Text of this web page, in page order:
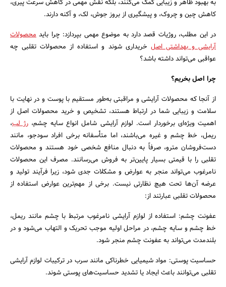
بانک، بیمه و سرمایه
مسکن و ساختمان
به بهبود ظاهر و زیبایی کمک می‌کنند، بلکه نقش مهمی در کاهش سرعت پیری،
کاهش چین و چروک، و پیشگیری از بروز جوش، لک، و آکنه دارند.
در این مطلب، روژیات قصد دارد به موضوع مهمی بپردازد: چرا باید محصولات
آرایشی و بهداشتی اصل خریداری شوند و استفاده از محصولات تقلبی چه
عواقبی می‌تواند داشته باشد؟
چرا اصل بخریم؟
از آنجا که محصولات آرایشی و مراقبتی به‌طور مستقیم با پوست و در نهایت با
سلامت و زیبایی شما در ارتباط هستند، تشخیص و خرید محصولات اصل از
اهمیت ویژه‌ای برخوردار است. لوازم آرایشی شامل انواع سایه چشم، رژ لب،
ریمل، خط چشم و غیره می‌باشند، اما متأسفانه برخی افراد سودجو، مانند
دست‌فروشان مترو، صرفاً به دنبال منافع شخصی خود هستند و محصولات
تقلبی را با قیمتی بسیار پایین‌تر به فروش می‌رسانند. مصرف این محصولات
نامرغوب می‌تواند منجر به عوارض و مشکلات جدی شود، زیرا فرآیند تولید و
عرضه آن‌ها تحت هیچ نظارتی نیست. برخی از مهم‌ترین عوارض استفاده از
محصولات تقلبی عبارتند از:
عفونت چشم: استفاده از لوازم آرایشی نامرغوب مرتبط با چشم مانند ریمل،
خط چشم و سایه چشم، در مراحل اولیه موجب تحریک و التهاب می‌شود و در
بلندمدت می‌تواند به عفونت چشم منجر شود.
حساسیت پوستی: مواد شیمیایی خطرناکی مانند سرب در ترکیبات لوازم آرایشی
تقلبی می‌توانند باعث ایجاد یا تشدید حساسیت‌های پوستی شوند.